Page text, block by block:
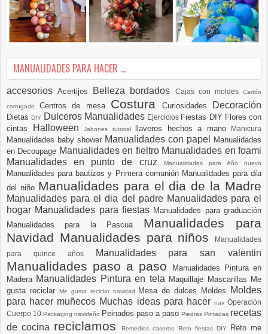
MANUALIDADES PARA HACER ...
accesoriosAcertijos Belleza bordados Cajas con moldesCartón
corrugadoCentros de mesa Costura Curiosidades Decoración
DietasDIY Dulceros Manualidades Ejercicios Fiestas DIY Flores con
cintas
Halloween Jabones tutorial llaveros hechos a mano Manicura
Manualidades baby shower Manualidades con papel
Manualidades
en Decoupage Manualidades en fieltro Manualidades en foami
Manualidades en punto de cruz
Manualidades para Año nuevo
Manualidades para bautizos y Primera comunión Manualidades para día
del niño Manualidades para el dia de la Madre
Manualidades para el dia del padre Manualidades para el
hogar Manualidades para fiestas Manualidades para graduación
Manualidades para la Pascua Manualidades para
Navidad Manualidades para niños
Manualidades
para quince años
Manualidades para san valentin
Manualidades paso a paso
Manualidades Pintura en
Madera Manualidades Pintura en tela Maquillaje Mascarillas Me
gusta reciclar
Me gusta reciclar navidad Mesa de dulces Moldes
Moldes
para hacer muñecos Muchas ideas para hacer nav Operación
Cuerpo 10 Packaging navideño Peinados paso a paso Piedras Pintadas recetas
de cocina reciclamosRemedios caseros Reto fiestas DIY
Reto me